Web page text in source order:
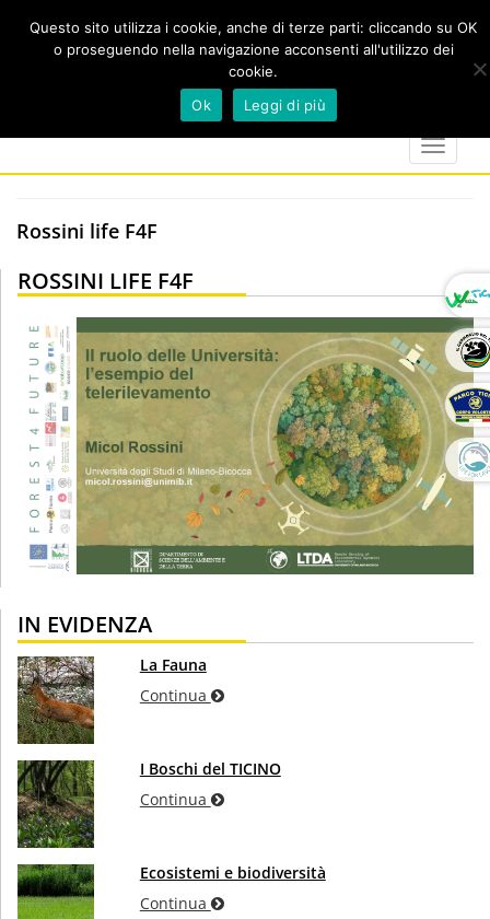
marker
calendar
Toggle
Rossini life F4F
ROSSINI LIFE F4F
IN EVIDENZA
La Fauna
Continua
I Boschi del TICINO
Continua
Ecosistemi e biodiversità
Continua
Questo sito utilizza i cookie, anche di terze parti: cliccando su OK
o proseguendo nella navigazione acconsenti all'utilizzo dei
cookie.
Ok
Leggi di più